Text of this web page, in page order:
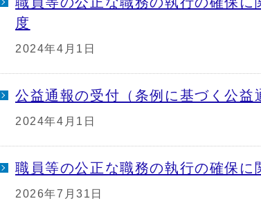
度
2024年4月1日
公益通報の受付（条例に基づく公益
2024年4月1日
職員等の公正な職務の執行の確保に
2026年7月31日